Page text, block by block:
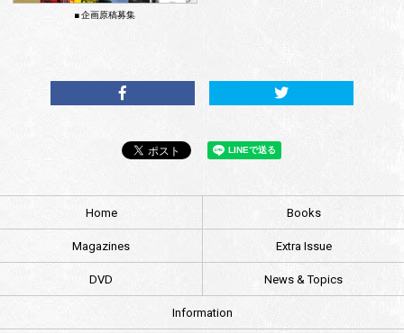
■ 企画原稿募集
Home Books
Magazines Extra Issue
DVD News & Topics
Information